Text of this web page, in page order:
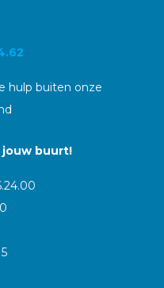
hulp buiten onze
buurt!